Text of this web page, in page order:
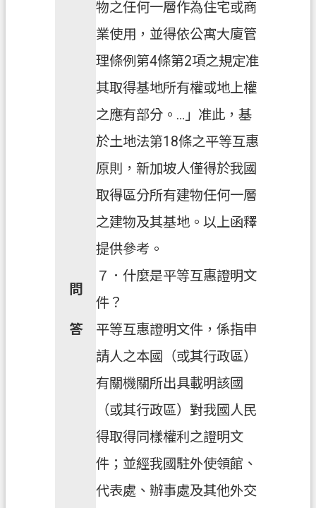
物之任何一層作為住宅或商
業使用，並得依公寓大廈管
理條例第4條第2項之規定准
其取得基地所有權或地上權
之應有部分。…」准此，基
於土地法第18條之平等互惠
原則，新加坡人僅得於我國
取得區分所有建物任何一層
之建物及其基地。以上函釋
提供參考。
問
７．什麼是平等互惠證明文
件？
答
平等互惠證明文件，係指申
請人之本國（或其行政區）
有關機關所出具載明該國
（或其行政區）對我國人民
得取得同樣權利之證明文
件；並經我國駐外使領館、
代表處、辦事處及其他外交